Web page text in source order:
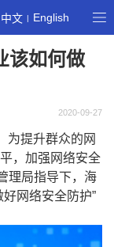
中文 | English
该如何做
2020-09-27
为提升群众的网
，加强网络安全
理局指导下，海
网络安全防护”